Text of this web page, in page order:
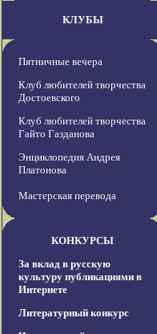
КЛУБЫ
Пятничные вечера
Клуб любителей творчества
Достоевского
Клуб любителей творчества
Гайто Газданова
Энциклопедия Андрея
Платонова
Мастерская перевода
КОНКУРСЫ
За вклад в русскую
культуру публикациями в
Интернете
Литературный конкурс